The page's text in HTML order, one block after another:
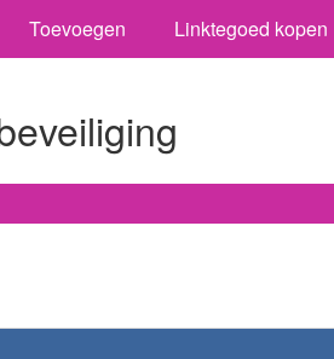
Toevoegen Linktegoed kopen